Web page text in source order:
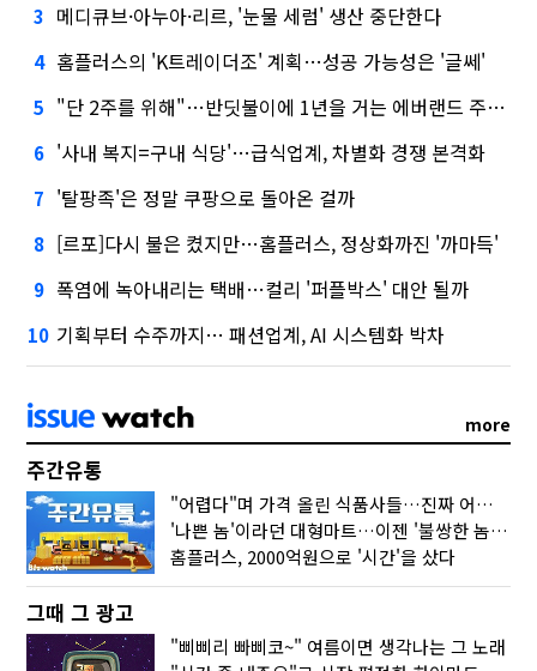
3 메디큐브·아누아·리르, '눈물 세럼' 생산 중단한다
4 홈플러스의 'K트레이더조' 계획…성공 가능성은 '글쎄'
5 "단 2주를 위해"…반딧불이에 1년을 거는 에버랜드 주키퍼
6 '사내 복지=구내 식당'…급식업계, 차별화 경쟁 본격화
7 '탈팡족'은 정말 쿠팡으로 돌아온 걸까
8 [르포]다시 불은 켰지만…홈플러스, 정상화까진 '까마득'
9 폭염에 녹아내리는 택배…컬리 '퍼플박스' 대안 될까
10 기획부터 수주까지… 패션업계, AI 시스템화 박차
more
주간유통
"어렵다"며 가격 올린 식품사들…진짜 어려운 거 맞아?
'나쁜 놈'이라던 대형마트…이젠 '불쌍한 놈' 됐다
홈플러스, 2000억원으로 '시간'을 샀다
그때 그 광고
"삐삐리 빠삐코~" 여름이면 생각나는 그 노래